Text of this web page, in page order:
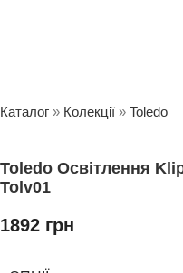
Каталог » Колекції » Toledo
Toledo Освітлення
Tolv01
1892 грн